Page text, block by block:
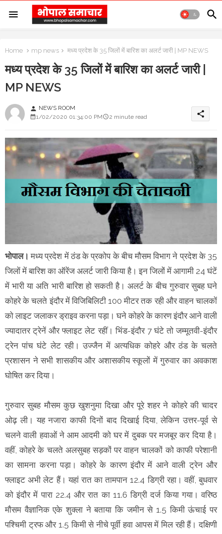
Home mp news मध्य प्रदेश के 35 जिलों में बारिश का अलर्ट जारी | MP NEWS
मध्य प्रदेश के 35 जिलों में बारिश का अलर्ट जारी |
MP NEWS
person NEWS ROOM
1/02/2020 01:34:00 PM
2 minute read share
भोपाल।मध्य प्रदेश में ठंड के प्रकोप के बीच मौसम विभाग ने प्रदेश के 35
जिलाें में बारिश का ऑरेंज अलर्ट जारी किया है। इन जिलों में आगामी 24 घंटें
में भारी या अति भारी बारिश हो सकती है। अलर्ट के बीच गुरुवार सुबह घने
काेहरे के चलते इंदौर में विजिबिलिटी 100 मीटर तक रही और वाहन चालकाें
काे लाइट जलाकर ड्राइव करना पड़ा। घने कोहरे के कारण इंदौर आने वाली
ज्यादातर ट्रेनें और फ्लाइट लेट रहीं। भिंड-इंदौर 7 घंटे तो जम्मूतवी-इंदौर
ट्रेन पांच घंटे लेट रही। उज्जैन में अत्यधिक कोहरे और ठंड के चलते
प्रशासन ने सभी शासकीय और अशासकीय स्कूलों में गुरुवार का अवकाश
घाेषित कर दिया।
गुरुवार सुबह मौसम कुछ खुशनुमा दिखा और पूरे शहर ने कोहरे की चादर
ओढ़ ली। यह नजारा काफी दिनों बाद दिखाई दिया, लेकिन उत्तर-पूर्व से
चलने वाली हवाओं ने आम आदमी को घर में दुबक पर मजबूर कर दिया है।
वहीं, कोहरे के चलते अलसुबह सड़कों पर वाहन चालकों को काफी परेशानी
का सामना करना पड़ा। काेहरे के कारण इंदौर में आने वाली ट्रेन और
फ्लाइट अभी लेट हैं। यहां रात का तामपान 12.4 डिग्री रहा। वहीं, बुधवार
को इंदौर में पारा 22.4 और रात का 11.6 डिग्री दर्ज किया गया। वरिष्ठ
माैसम वैज्ञानिक एके शुक्ला ने बताया कि जमीन से 1.5 किमी ऊंचाई पर
पश्चिमी ट्रफ और 1.5 किमी से नीचे पूर्वी हवा आपस में मिल रही हैं। दक्षिणी